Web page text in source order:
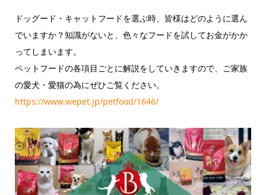
ドッグード・キャットフードを選ぶ時、皆様はどのように選ん
でいますか？知識がないと、色々なフードを試してお金がかか
ってしまいます。
ペットフードの各項目ごとに解説をしていきますので、ご家族
の愛犬・愛猫の為にぜひご覧ください。
https://www.wepet.jp/petfood/1646/